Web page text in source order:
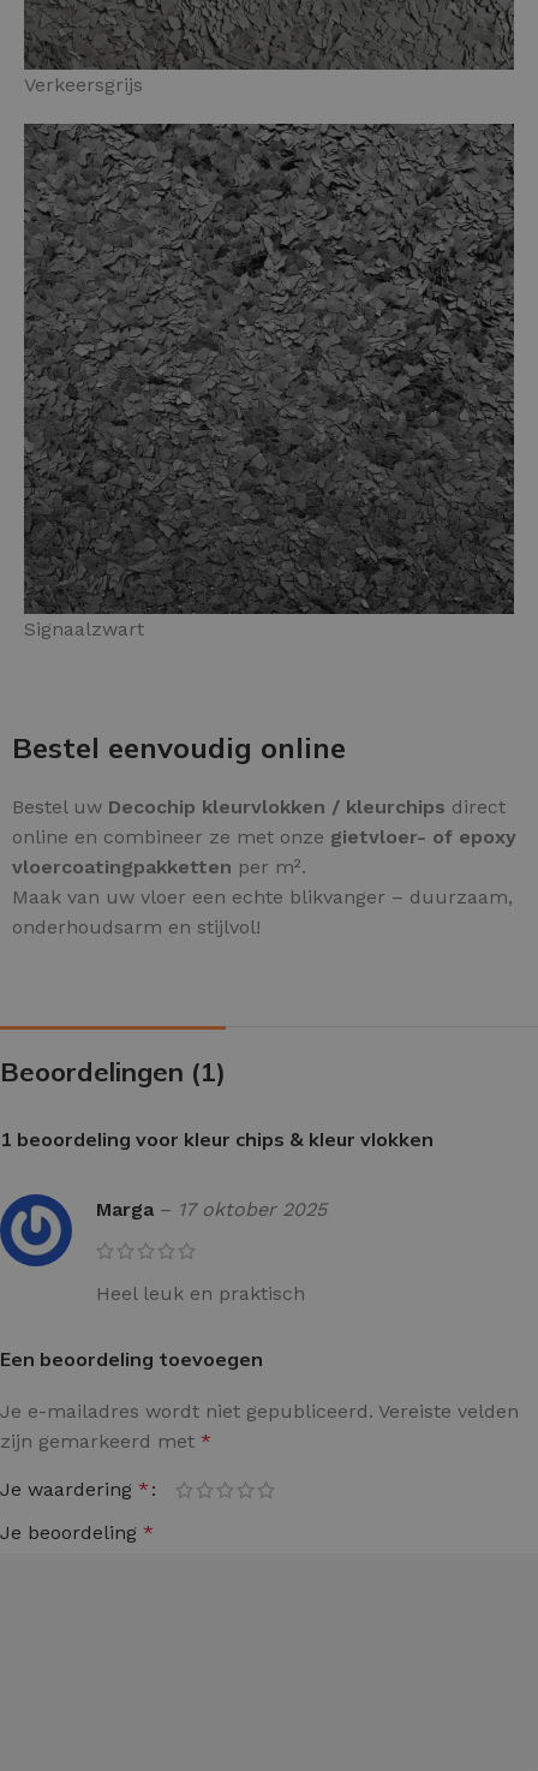
Verkeersgrijs
Signaalzwart
Bestel eenvoudig online
Bestel uw Decochip kleurvlokken / kleurchips direct
online en combineer ze met onze gietvloer- of epoxy
vloercoatingpakketten per m².
Maak van uw vloer een echte blikvanger – duurzaam,
onderhoudsarm en stijlvol!
Beoordelingen (1)
1 beoordeling voor kleur chips & kleur vlokken
Marga – 17 oktober 2025
Heel leuk en praktisch
Een beoordeling toevoegen
Je e-mailadres wordt niet gepubliceerd. Vereiste velden
zijn gemarkeerd met *
Je waardering *
Je beoordeling *